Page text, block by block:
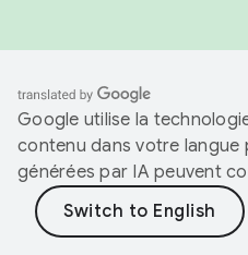
Google utilise la
contenu dans votre
générées par IA peuvent